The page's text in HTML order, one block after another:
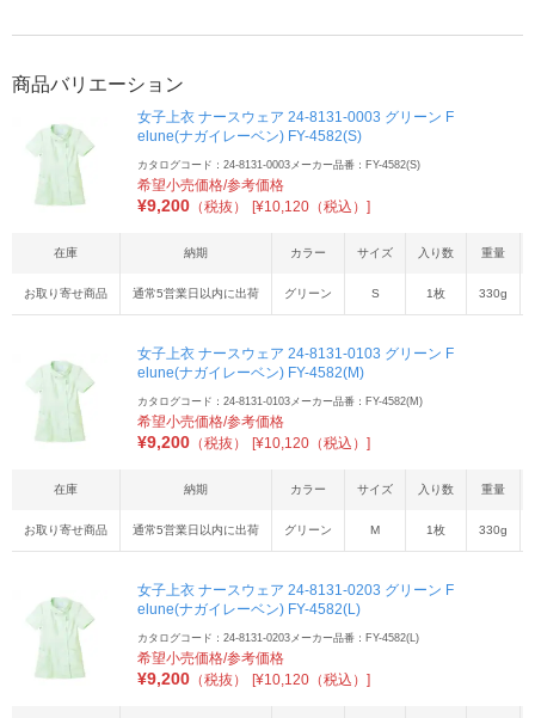
商品バリエーション
女子上衣 ナースウェア 24-8131-0003 グリーン F
elune(ナガイレーベン) FY-4582(S)
カタログコード：24-8131-0003メーカー品番：FY-4582(S)
希望小売価格/参考価格
¥9,200 （税抜） [¥10,120（税込）]
在庫 納期 カラー サイズ 入り数 重量
お取り寄せ商品 通常5営業日以内に出荷 グリーン S 1枚 330g
女子上衣 ナースウェア 24-8131-0103 グリーン F
elune(ナガイレーベン) FY-4582(M)
カタログコード：24-8131-0103メーカー品番：FY-4582(M)
希望小売価格/参考価格
¥9,200 （税抜） [¥10,120（税込）]
在庫 納期 カラー サイズ 入り数 重量
お取り寄せ商品 通常5営業日以内に出荷 グリーン M 1枚 330g
女子上衣 ナースウェア 24-8131-0203 グリーン F
elune(ナガイレーベン) FY-4582(L)
カタログコード：24-8131-0203メーカー品番：FY-4582(L)
希望小売価格/参考価格
¥9,200 （税抜） [¥10,120（税込）]